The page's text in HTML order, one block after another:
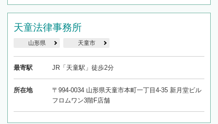
天童法律事務所
山形県 天童市
最寄駅 JR「天童駅」徒歩2分
所在地
〒994-0034 山形県天童市本町一丁目4-35 新月堂ビル
フロムワン3階F店舗